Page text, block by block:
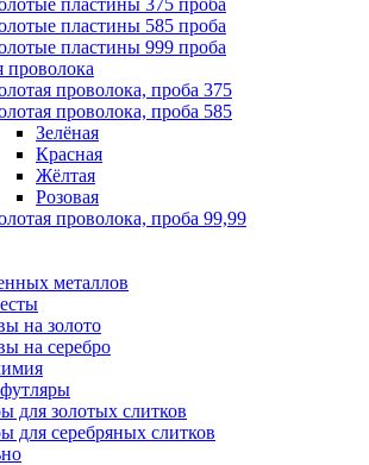
пластины 375 проба
пластины 585 проба
пластины 999 проба
проволока
проволока, проба 375
проволока, проба 585
Зелёная
Красная
Жёлтая
Розовая
проволока, проба 99,99
металлов
на золото
на серебро
для золотых слитков
для серебряных слитков